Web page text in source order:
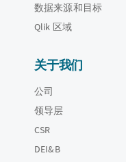
数据来源和目标
Qlik 区域
关于我们
公司
领导层
CSR
DEI&B